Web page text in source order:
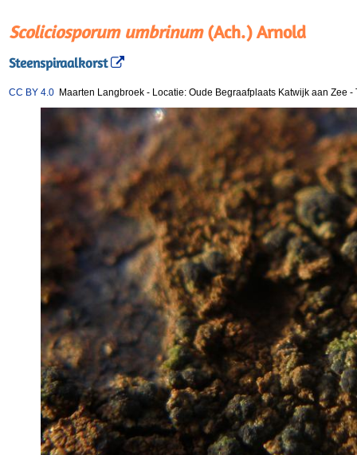
Scoliciosporum umbrinum(Ach.) Arnold
Steenspiraalkorst
CC BY 4.0 Maarten Langbroek - Locatie: Oude Begraafplaats Katwijk aan Zee -